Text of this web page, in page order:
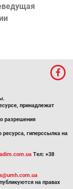
принадлежат
разрешения
ресурса, гиперссылка на
Тел: +38
на правах